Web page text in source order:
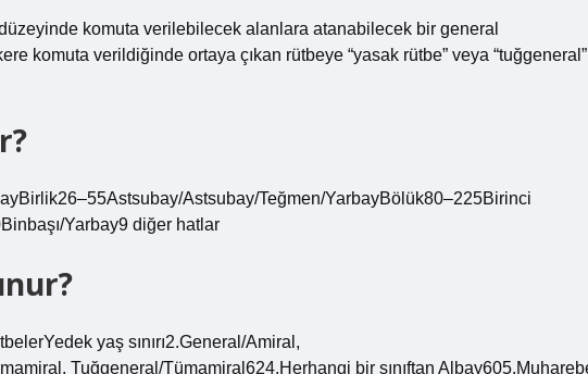
komuta verilebilecek alanlara atanabilecek bir general
komuta verildiğinde ortaya çıkan rütbeye “yasak rütbe” veya “tuğgeneral”
Astsubay/Teğmen/YarbayBölük80–225Birinci
Yarbay9 diğer hatlar
yaş sınırı2.General/Amiral,
Tuğgeneral/Tümamiral624.Herhangi bir sınıftan